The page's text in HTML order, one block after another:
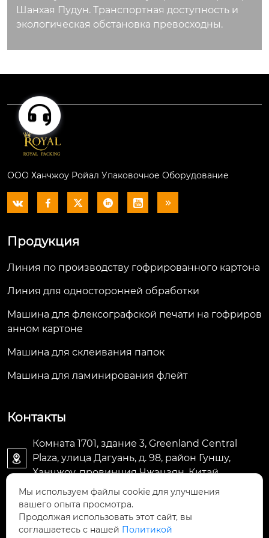
Шанхая Пудун. Транспортная доступность и
экологическая обстановка превосходны.
ООО Ханчжоу Ройал Упаковочное Оборудование
     
Продукция
Линия по производству гофрированного картона
Линия для односторонней обработки
Машина для флексографской печати на гофриров
анном картоне
Машина для склеивания папок
Машина для ламинирования флейт
Контакты

Комната 1701, здание 3, Greenland Central
Plaza, улица Дагуань, д. 98, район Гуншу,
Ханчжоу, провинция Чжэцзян, Китай
 machine@royal-packing.com
 +86-571-85829052
Мы используем файлы cookie для улучшения
вашего опыта просмотра.
Продолжая использовать этот сайт, вы
соглашаетесь с нашей Политикой